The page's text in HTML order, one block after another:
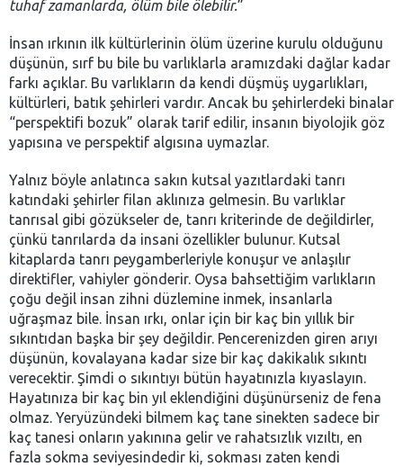
tuhaf zamanlarda, ölüm bile ölebilir.”
İnsan ırkının ilk kültürlerinin ölüm üzerine kurulu olduğunu
düşünün, sırf bu bile bu varlıklarla aramızdaki dağlar kadar
farkı açıklar. Bu varlıkların da kendi düşmüş uygarlıkları,
kültürleri, batık şehirleri vardır. Ancak bu şehirlerdeki binalar
“perspektifi bozuk” olarak tarif edilir, insanın biyolojik göz
yapısına ve perspektif algısına uymazlar.
Yalnız böyle anlatınca sakın kutsal yazıtlardaki tanrı
katındaki şehirler filan aklınıza gelmesin. Bu varlıklar
tanrısal gibi gözükseler de, tanrı kriterinde de değildirler,
çünkü tanrılarda da insani özellikler bulunur. Kutsal
kitaplarda tanrı peygamberleriyle konuşur ve anlaşılır
direktifler, vahiyler gönderir. Oysa bahsettiğim varlıkların
çoğu değil insan zihni düzlemine inmek, insanlarla
uğraşmaz bile. İnsan ırkı, onlar için bir kaç bin yıllık bir
sıkıntıdan başka bir şey değildir. Pencerenizden giren arıyı
düşünün, kovalayana kadar size bir kaç dakikalık sıkıntı
verecektir. Şimdi o sıkıntıyı bütün hayatınızla kıyaslayın.
Hayatınıza bir kaç bin yıl eklendiğini düşünürseniz de fena
olmaz. Yeryüzündeki bilmem kaç tane sinekten sadece bir
kaç tanesi onların yakınına gelir ve rahatsızlık vızıltı, en
fazla sokma seviyesindedir ki, sokması zaten kendi